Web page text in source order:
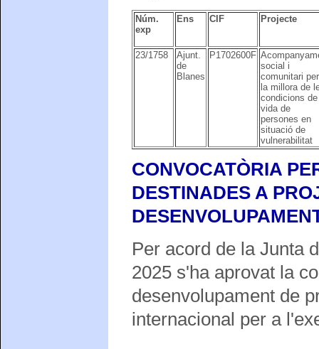
Núm.
exp
Ens CIF Projecte
23/1758
Ajunt.
de
Blanes
P1702600F
social i
comunitari
la millora de
condicions de
vida de
persones en
situació de
vulnerabilitat
CONVOCATÒRIA
DESTINADES A
Per acord de la Junta
2025 s'ha aprovat la
desenvolupament de
internacional per a